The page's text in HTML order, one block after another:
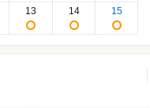
13 14 15